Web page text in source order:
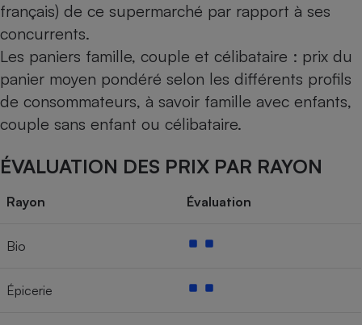
français) de ce supermarché par rapport à ses
concurrents.
Les paniers famille, couple et célibataire : prix du
panier moyen pondéré selon les différents profils
de consommateurs, à savoir famille avec enfants,
couple sans enfant ou célibataire.
ÉVALUATION DES PRIX PAR RAYON
Rayon Évaluation
Bio
Épicerie